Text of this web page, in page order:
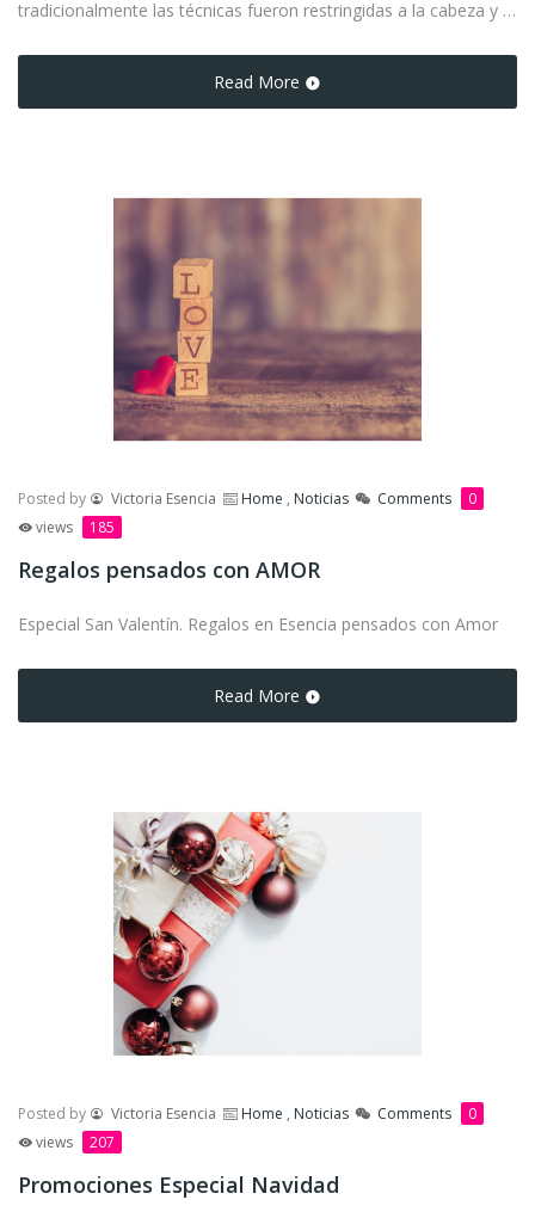
tradicionalmente las técnicas fueron restringidas a la cabeza y el
Read More
Posted by Victoria Esencia Home , Noticias Comments
0
views
185
Regalos pensados con AMOR
Especial San Valentín. Regalos en Esencia pensados con Amor
Read More
Posted by Victoria Esencia Home , Noticias Comments
0
views
207
Promociones Especial Navidad